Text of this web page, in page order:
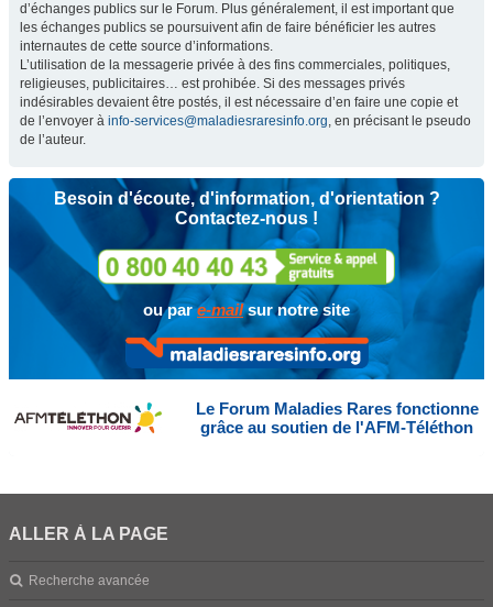
d’échanges publics sur le Forum. Plus généralement, il est important que
les échanges publics se poursuivent afin de faire bénéficier les autres
internautes de cette source d’informations.
L’utilisation de la messagerie privée à des fins commerciales, politiques,
religieuses, publicitaires… est prohibée. Si des messages privés
indésirables devaient être postés, il est nécessaire d’en faire une copie et
de l’envoyer à info-services@maladiesraresinfo.org, en précisant le pseudo
de l’auteur.
Besoin d'écoute, d'information, d'orientation ?
Contactez-nous !
ou pare-mailsur notre site
Le Forum Maladies Rares fonctionne
grâce au soutien de l'AFM-Téléthon
ALLER À LA PAGE
Recherche avancée